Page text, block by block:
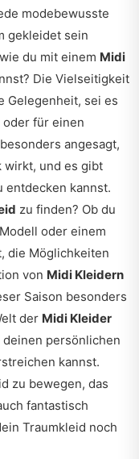
modebewusste
gekleidet sein
du mit einem Midi
Die Vielseitigkeit
Gelegenheit, sei es
für einen
angesagt,
wirkt, und es gibt
entdecken kannst.
zu finden? Ob du
oder einem
die Möglichkeiten
von Midi Kleidern
Saison besonders
der Midi Kleider
persönlichen
kannst.
zu bewegen, das
fantastisch
Traumkleid noch